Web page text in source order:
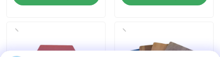
Solicitar Orçamento